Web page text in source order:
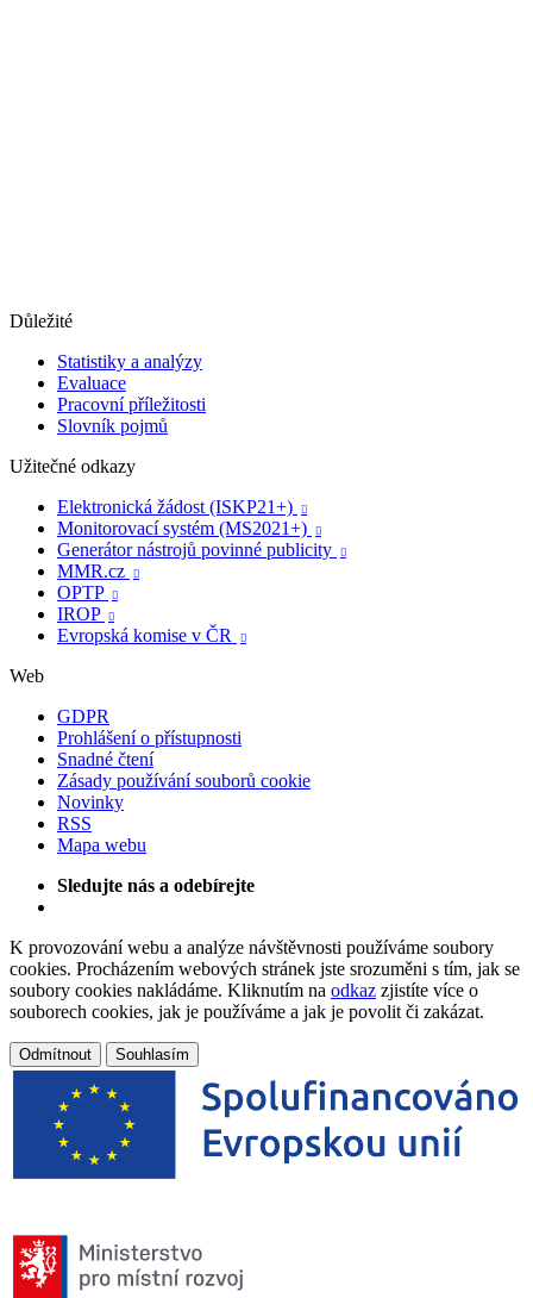
Důležité
Statistiky a analýzy
Evaluace
Pracovní příležitosti
Slovník pojmů
Užitečné odkazy
Elektronická žádost (ISKP21+)

Monitorovací systém (MS2021+) 
Generátor nástrojů povinné publicity 
MMR.cz 
OPTP 
IROP 
Evropská komise v ČR 
Web
GDPR
Prohlášení o přístupnosti
Snadné čtení
Zásady používání souborů cookie
Novinky
RSS
Mapa webu
Sledujte nás a odebírejte
K provozování webu a analýze návštěvnosti používáme soubory
cookies. Procházením webových stránek jste srozuměni s tím, jak se
soubory cookies nakládáme. Kliknutím na odkaz zjistíte více o
souborech cookies, jak je používáme a jak je povolit či zakázat.
Odmítnout Souhlasím